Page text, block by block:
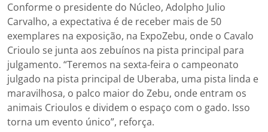
Conforme o presidente do Núcleo, Adolpho Julio
Carvalho, a expectativa é de receber mais de 50
exemplares na exposição, na ExpoZebu, onde o Cavalo
Crioulo se junta aos zebuínos na pista principal para
julgamento. “Teremos na sexta-feira o campeonato
julgado na pista principal de Uberaba, uma pista linda e
maravilhosa, o palco maior do Zebu, onde entram os
animais Crioulos e dividem o espaço com o gado. Isso
torna um evento único”, reforça.